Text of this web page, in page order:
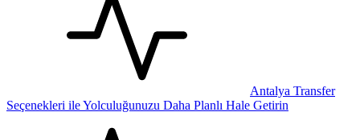
Antalya Transfer
Seçenekleri ile Yolculuğunuzu Daha Planlı Hale Getirin